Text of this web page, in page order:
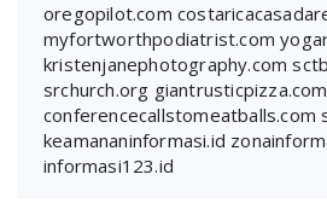
oregopilot.com
myfortworthpodiatrist.com
kristenjanephotography.com
srchurch.org giantrusticpizza.com
conferencecallstomeatballs.com
keamananinformasi.id
informasi123.id